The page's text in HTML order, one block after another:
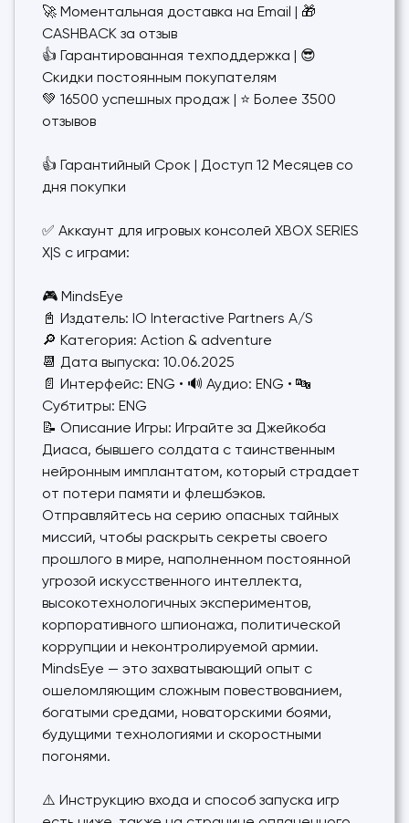
🚀 Моментальная доставка на Email | 🎁
CASHBACK за отзыв
👍 Гарантированная техподдержка | 😎
Скидки постоянным покупателям
💚 16500 успешных продаж | ⭐️ Более 3500
отзывов
👍 Гарантийный Срок | Доступ 12 Месяцев со
дня покупки
✅ Аккаунт для игровых консолей XBOX SERIES
X|S c играми:
🎮 MindsEye
📓 Издатель: IO Interactive Partners A/S
🔎 Категория: Action & adventure
📆 Дата выпуска: 10.06.2025
📄 Интерфейс: ENG • 🔊 Аудио: ENG • 🔤
Субтитры: ENG
📝 Описание Игры: Играйте за Джейкоба
Диаса, бывшего солдата с таинственным
нейронным имплантатом, который страдает
от потери памяти и флешбэков.
Отправляйтесь на серию опасных тайных
миссий, чтобы раскрыть секреты своего
прошлого в мире, наполненном постоянной
угрозой искусственного интеллекта,
высокотехнологичных экспериментов,
корпоративного шпионажа, политической
коррупции и неконтролируемой армии.
MindsEye — это захватывающий опыт с
ошеломляющим сложным повествованием,
богатыми средами, новаторскими боями,
будущими технологиями и скоростными
погонями.
⚠️ Инструкцию входа и способ запуска игр